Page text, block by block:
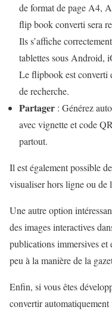
de format de page A4,
flip book converti sera
Ils s’affiche
tablettes sous Android,
Le flipbook est converti
de recherche.
Partager : Générez
avec vignette et code
partout.
Il est également possible
visualiser hors ligne ou de
Une autre option
des images interactives
publications immersives
peu à la manière de la
Enfin, si vous êtes
convertir